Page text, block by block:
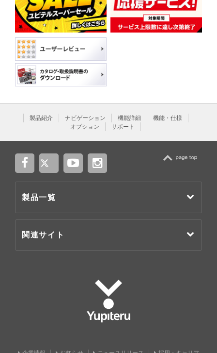
製品紹介 ナビゲーション 機能詳細
機能・仕様
オプション
サポート
製品一覧
関連サイト